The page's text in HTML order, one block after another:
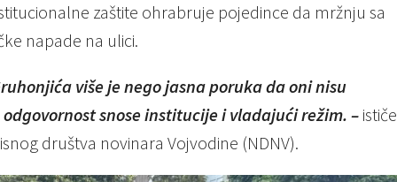
zaštite ohrabruje pojedince da mržnju sa
napade na ulici.
više je nego jasna poruka da oni nisu
snose institucije i vladajući režim. – ističe
društva novinara Vojvodine (NDNV).